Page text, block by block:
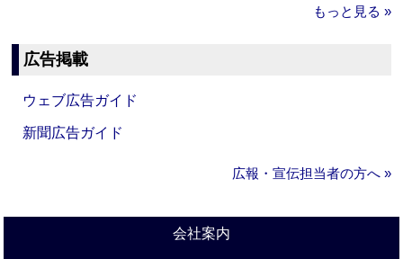
もっと見る »
広告掲載
ウェブ広告ガイド
新聞広告ガイド
広報・宣伝担当者の方へ »
会社案内